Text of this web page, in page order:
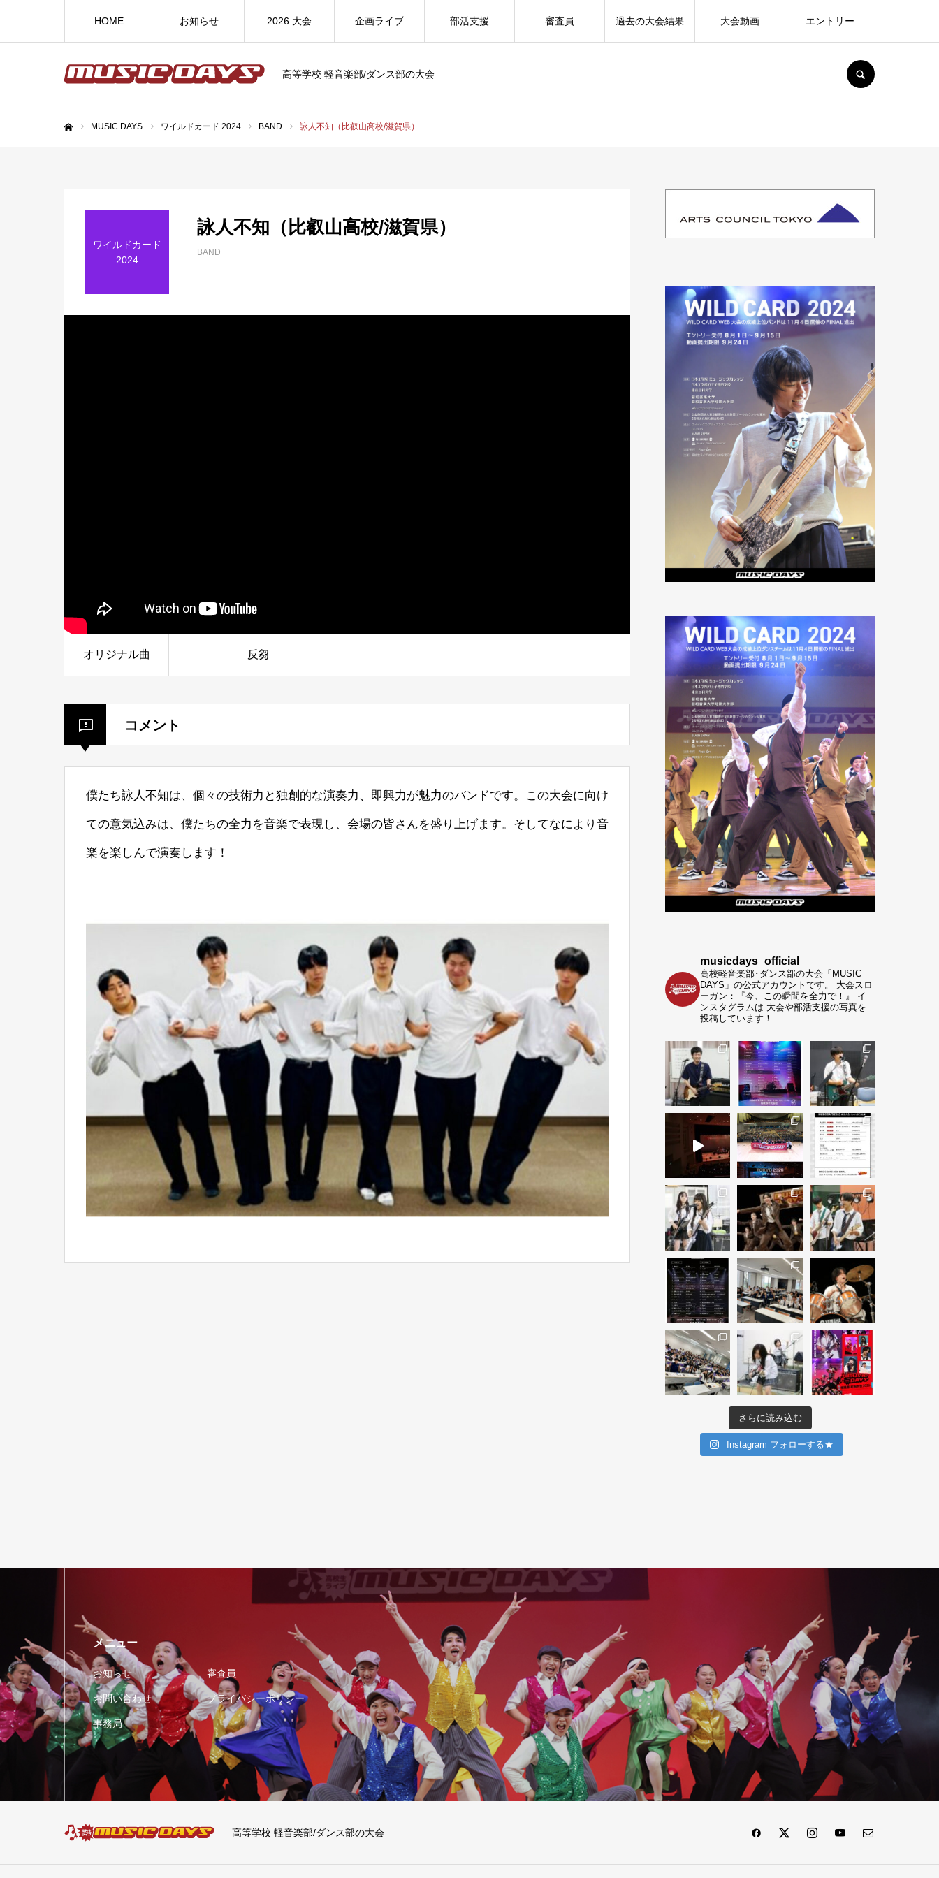
高等学校 軽音楽部/ダンス部の大会
HOME お知らせ 2026 大会 企画ライブ 部活支援 審査員 過去の大会結果 大会動画 エントリー
MUSIC DAYS ワイルドカード 2024 BAND 詠人不知（比叡山高校/滋賀県）
ワイルドカード
2024
詠人不知（比叡山高校/滋賀県）
BAND
オリジナル曲 反芻
コメント
僕たち詠人不知は、個々の技術力と独創的な演奏力、即興力が魅力のバンドです。この大会に向け
ての意気込みは、僕たちの全力を音楽で表現し、会場の皆さんを盛り上げます。そしてなにより音
楽を楽しんで演奏します！
musicdays_official
高校軽音楽部･ダンス部の大会「MUSIC
DAYS」の公式アカウントです。
大会スロ
ーガン：『今、この瞬間を全力で！』
イ
ンスタグラムは 大会や部活支援の写真を
投稿しています！
さらに読み込む
Instagram フォローする★
メニュー
お知らせ 審査員
お問い合わせ プライバシーポリシー
事務局
高等学校 軽音楽部/ダンス部の大会